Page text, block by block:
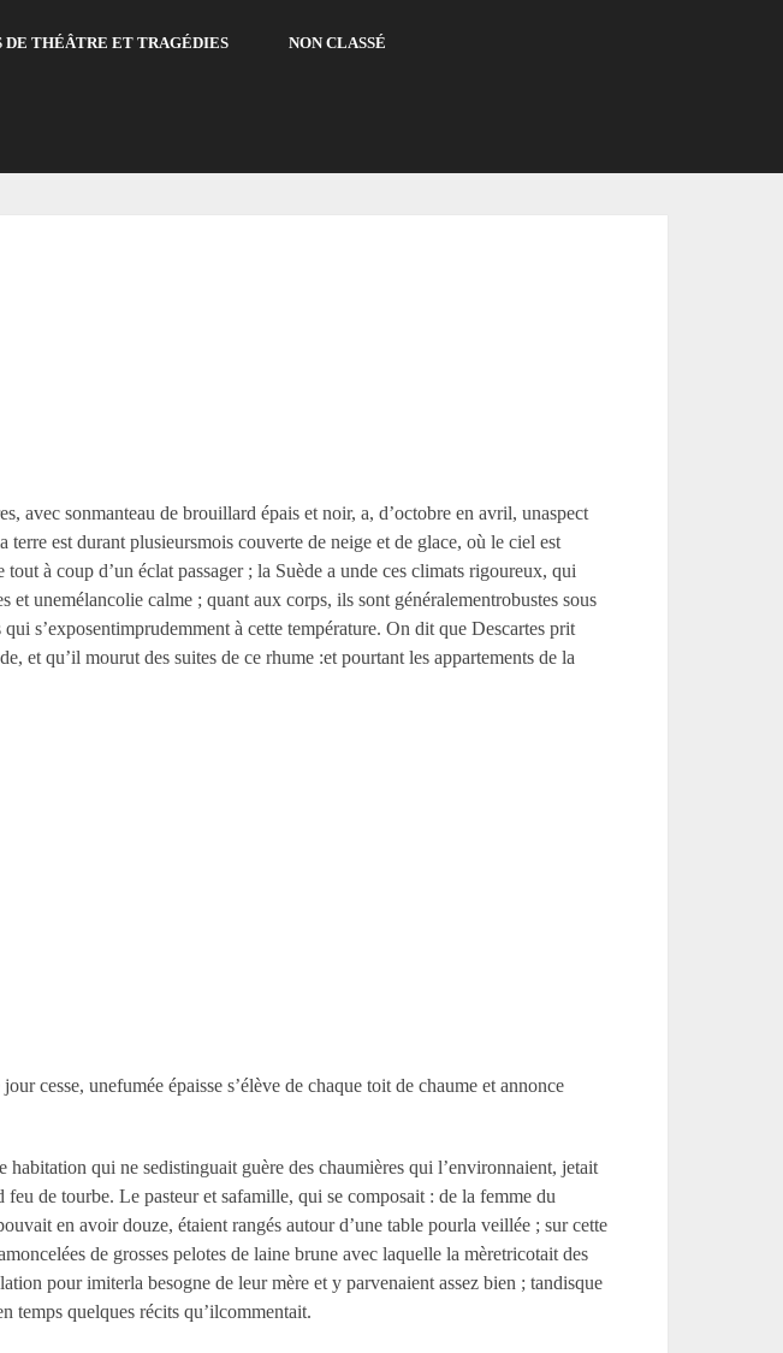
DE THÉÂTRE ET TRAGÉDIES NON CLASSÉ
avec sonmanteau de brouillard épais et noir, a, d’octobre en avril, unaspect
est durant plusieursmois couverte de neige et de glace, où le ciel est
à coup d’un éclat passager ; la Suède a unde ces climats rigoureux, qui
et unemélancolie calme ; quant aux corps, ils sont généralementrobustes sous
s’exposentimprudemment à cette température. On dit que Descartes prit
et qu’il mourut des suites de ce rhume :et pourtant les appartements de la
cesse, unefumée épaisse s’élève de chaque toit de chaume et annonce
qui ne sedistinguait guère des chaumières qui l’environnaient, jetait
de tourbe. Le pasteur et safamille, qui se composait : de la femme du
en avoir douze, étaient rangés autour d’une table pourla veillée ; sur cette
de grosses pelotes de laine brune avec laquelle la mèretricotait des
pour imiterla besogne de leur mère et y parvenaient assez bien ; tandisque
temps quelques récits qu’ilcommentait.